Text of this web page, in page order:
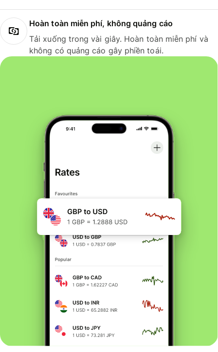
Hoàn toàn miễn phí, không quảng cáo
Tải xuống trong vài giây. Hoàn toàn miễn phí và
không có quảng cáo gây phiền toái.